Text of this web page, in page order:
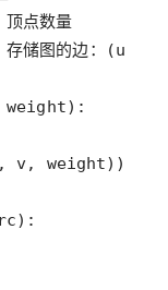
点数量
存储图的边：(u,
weight
, v, weight